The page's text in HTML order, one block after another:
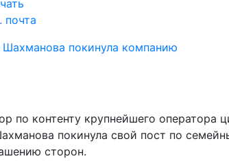
почта
по контенту крупнейшего оператора
покинула свой пост по
сторон.